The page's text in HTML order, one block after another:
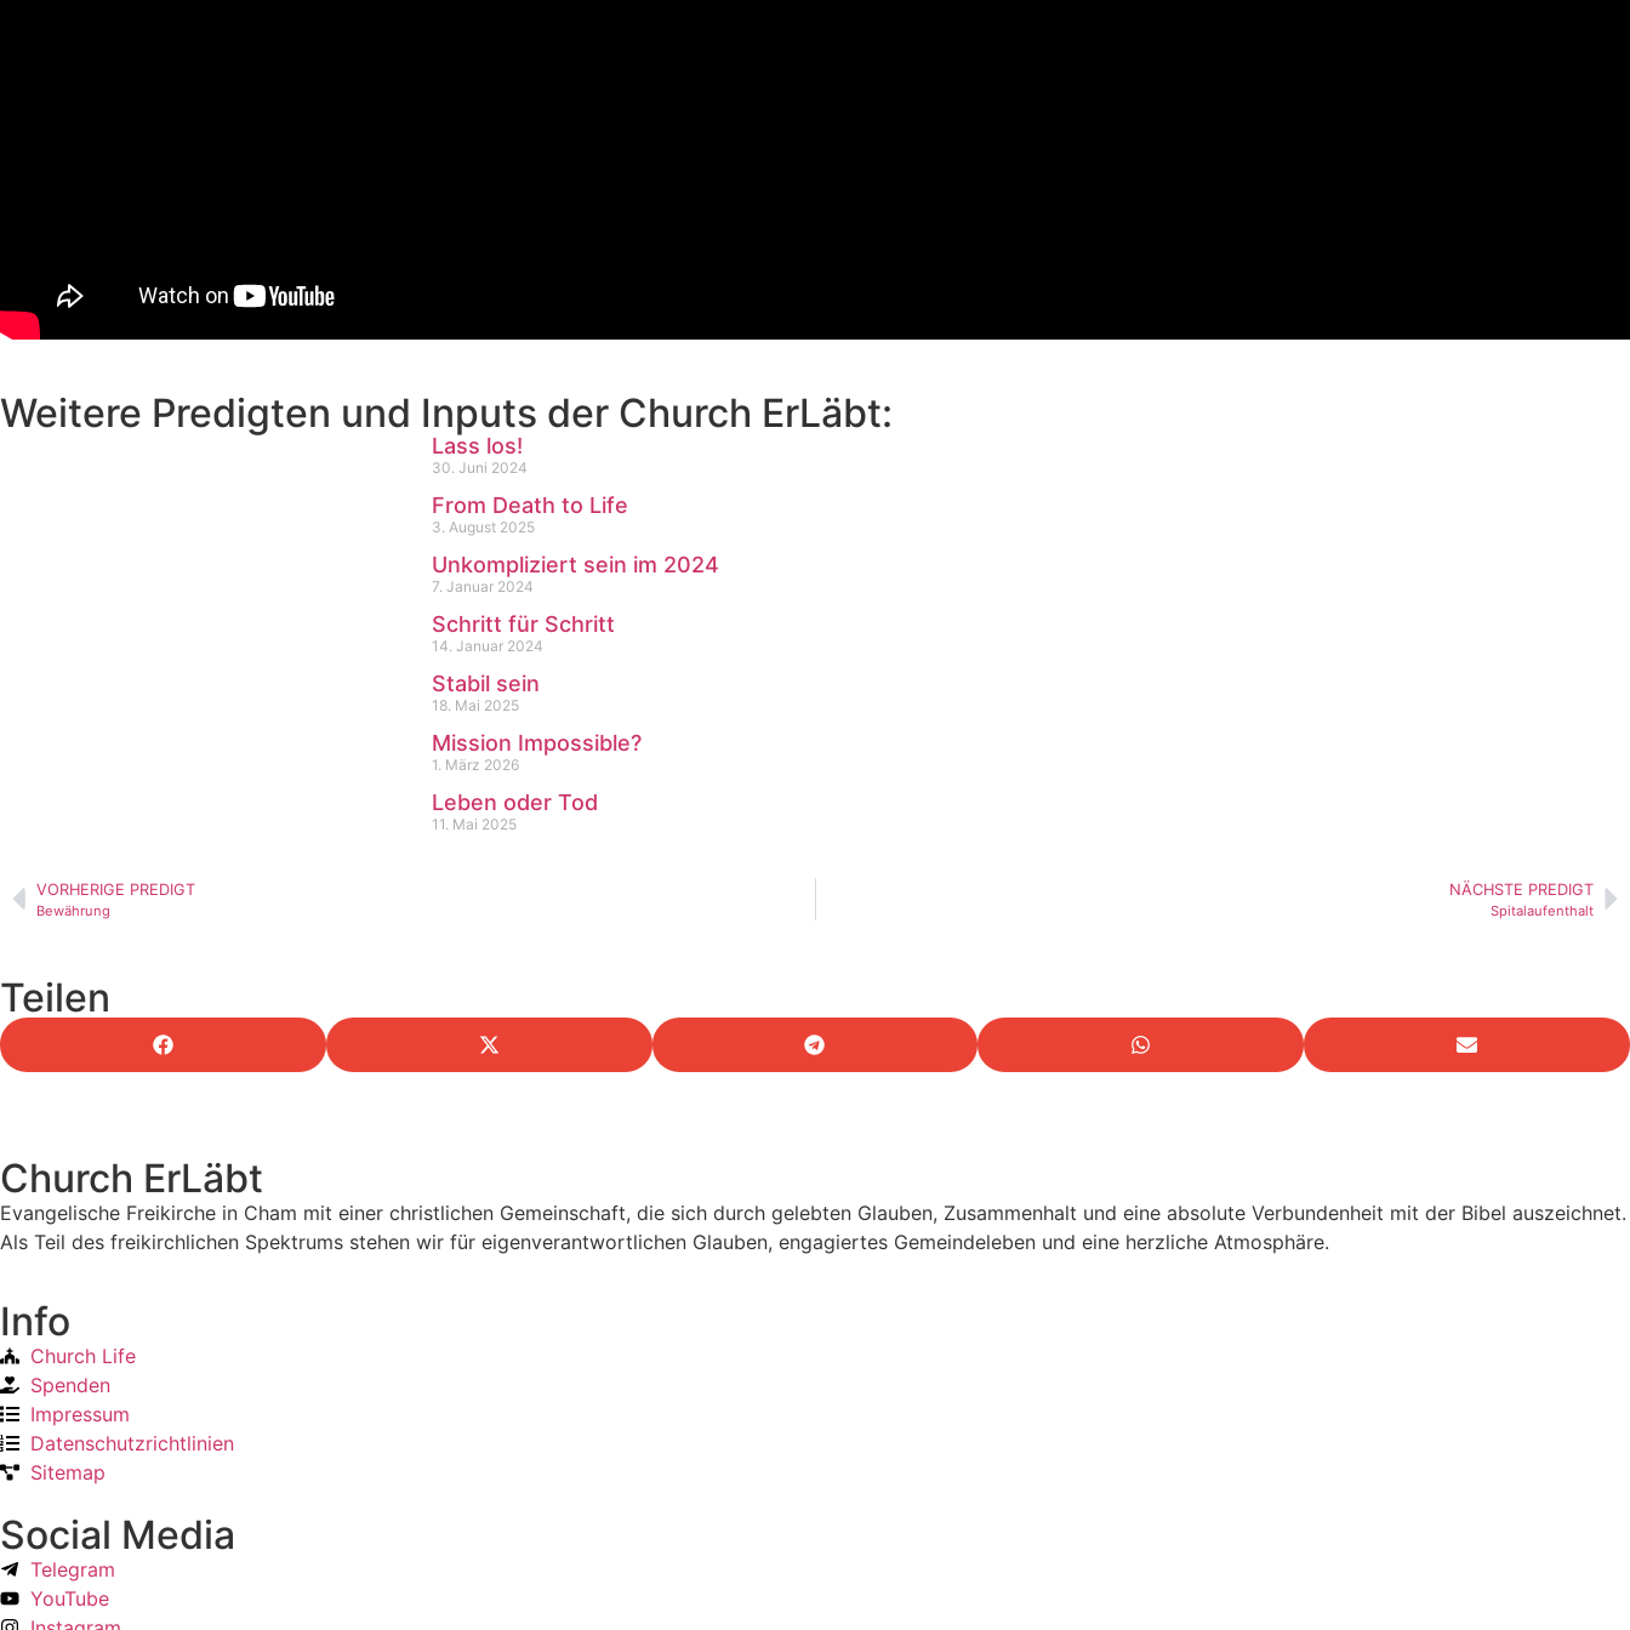
Weitere Predigten und Inputs der Church ErLäbt:
Lass los!
30. Juni 2024
From Death to Life
3. August 2025
Unkompliziert sein im 2024
7. Januar 2024
Schritt für Schritt
14. Januar 2024
Stabil sein
18. Mai 2025
Mission Impossible?
1. März 2026
Leben oder Tod
11. Mai 2025
VORHERIGE PREDIGT
Bewährung
NÄCHSTE PREDIGT
Spitalaufenthalt
Teilen
Church ErLäbt
Evangelische Freikirche in Cham mit einer christlichen Gemeinschaft, die sich durch gelebten Glauben, Zusammenhalt und eine absolute Verbundenheit mit der Bibel auszeichnet.
Als Teil des freikirchlichen Spektrums stehen wir für eigenverantwortlichen Glauben, engagiertes Gemeindeleben und eine herzliche Atmosphäre.
Info
Church Life
Spenden
Impressum
Datenschutzrichtlinien
Sitemap
Social Media
Telegram
YouTube